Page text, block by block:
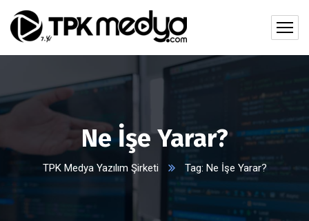
Ne İşe Yarar?
TPK Medya Yazılım Şirketi Tag: Ne İşe Yarar?